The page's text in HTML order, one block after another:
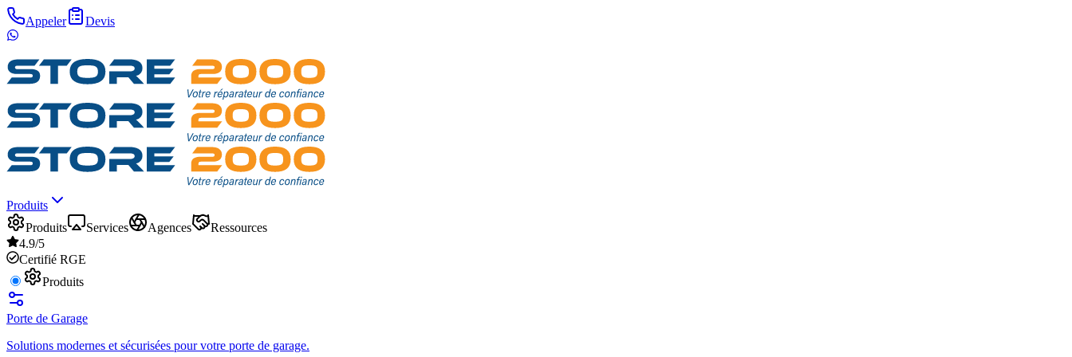
Appeler Devis
Produits
Produits
Services Agences
Ressources
4.9/5
Certifié RGE
Produits
Porte de Garage
Solutions modernes et sécurisées pour votre porte de garage.